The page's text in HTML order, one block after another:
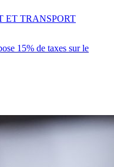
15% de taxes sur le
ET TRANSPORT